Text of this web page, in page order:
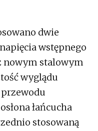
dwie
wstępnego
nowym stalowym
wyglądu
łańcucha
stosowaną